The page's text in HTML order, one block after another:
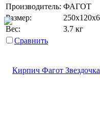
Производитель: ФАГОТ
Размер:
Вес:
3.7 кг
Сравнить